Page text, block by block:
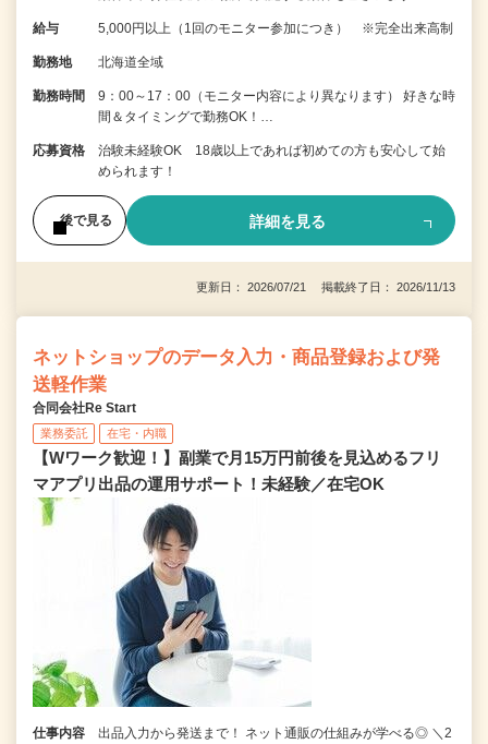
給与 5,000円以上（1回のモニター参加につき） ※完全出来高制
勤務地 北海道全域
勤務時間
9：00～17：00（モニター内容により異なります） 好きな時
間＆タイミングで勤務OK！…
応募資格
治験未経験OK 18歳以上であれば初めての方も安心して始
められます！
後で見る 詳細を見る
更新日： 2026/07/21 掲載終了日： 2026/11/13
ネットショップのデータ入力・商品登録および発
送軽作業
合同会社Re Start
業務委託 在宅・内職
【Wワーク歓迎！】副業で月15万円前後を見込めるフリ
マアプリ出品の運用サポート！未経験／在宅OK
仕事内容
出品入力から発送まで！ ネット通販の仕組みが学べる◎ ＼2